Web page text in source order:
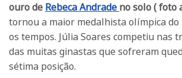
ouro de Rebeca Andrade no solo ( foto
tornou a maior medalhista olímpica do
os tempos. Júlia Soares competiu nas
das muitas ginastas que sofreram
sétima posição.